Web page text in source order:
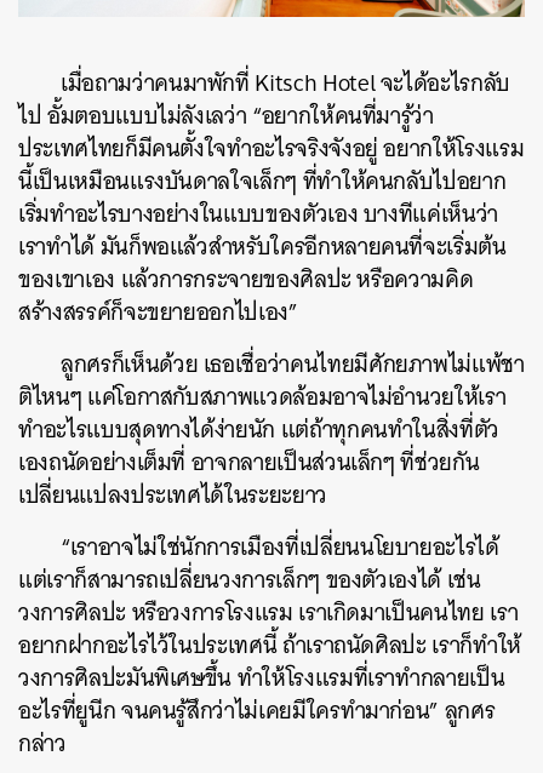
เมื่อถามว่าคนมาพักที่ Kitsch Hotel จะได้อะไรกลับ
ไป อั้มตอบแบบไม่ลังเลว่า “อยากให้คนที่มารู้ว่า
ประเทศไทยก็มีคนตั้งใจทำอะไรจริงจังอยู่ อยากให้โรงแรม
นี้เป็นเหมือนแรงบันดาลใจเล็กๆ ที่ทำให้คนกลับไปอยาก
เริ่มทำอะไรบางอย่างในแบบของตัวเอง บางทีแค่เห็นว่า
เราทำได้ มันก็พอแล้วสำหรับใครอีกหลายคนที่จะเริ่มต้น
ของเขาเอง แล้วการกระจายของศิลปะ หรือความคิด
สร้างสรรค์ก็จะขยายออกไปเอง”
ลูกศรก็เห็นด้วย เธอเชื่อว่าคนไทยมีศักยภาพไม่แพ้ชา
ติไหนๆ แค่โอกาสกับสภาพแวดล้อมอาจไม่อำนวยให้เรา
ทำอะไรแบบสุดทางได้ง่ายนัก แต่ถ้าทุกคนทำในสิ่งที่ตัว
เองถนัดอย่างเต็มที่ อาจกลายเป็นส่วนเล็กๆ ที่ช่วยกัน
เปลี่ยนแปลงประเทศได้ในระยะยาว
“เราอาจไม่ใช่นักการเมืองที่เปลี่ยนนโยบายอะไรได้
แต่เราก็สามารถเปลี่ยนวงการเล็กๆ ของตัวเองได้ เช่น
วงการศิลปะ หรือวงการโรงแรม เราเกิดมาเป็นคนไทย เรา
อยากฝากอะไรไว้ในประเทศนี้ ถ้าเราถนัดศิลปะ เราก็ทำให้
วงการศิลปะมันพิเศษขึ้น ทำให้โรงแรมที่เราทำกลายเป็น
อะไรที่ยูนีก จนคนรู้สึกว่าไม่เคยมีใครทำมาก่อน” ลูกศร
กล่าว